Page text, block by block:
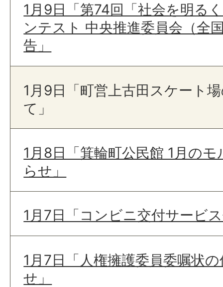
1月9日「第74回「社会を明る
ンテスト 中央推進委員会（全
告」
1月9日「町営上古田スケート
て」
1月8日「箕輪町公民館 1月の
らせ」
1月7日「コンビニ交付サービ
1月7日「人権擁護委員委嘱状
せ」